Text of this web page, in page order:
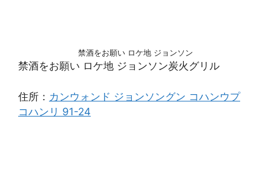
禁酒をお願い ロケ地 ジョンソン
禁酒をお願い ロケ地 ジョンソン炭火グリル
住所： カンウォンド ジョンソングン コハンウプ
コハンリ 91-24